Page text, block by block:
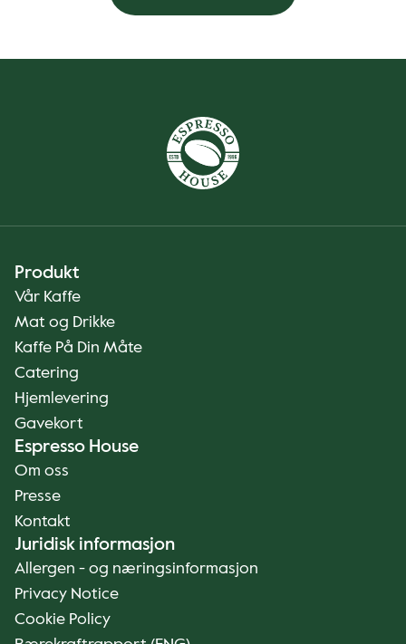
Produkt
Vår Kaffe
Mat og Drikke
Kaffe På Din Måte
Catering
Hjemlevering
Gavekort
Espresso House
Om oss
Presse
Kontakt
Juridisk informasjon
Allergen - og næringsinformasjon
Privacy Notice
Cookie Policy